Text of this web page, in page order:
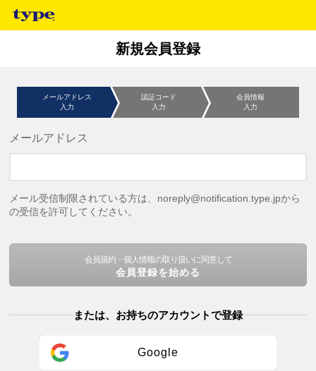
新規会員登録
メールアドレス
入力
認証コード
入力
会員情報
入力
メールアドレス
メール受信制限されている方は、noreply@notification.type.jpから
の受信を許可してください。
会員規約・個人情報の取り扱いに同意して
会員登録を始める
または、お持ちのアカウントで登録
Google